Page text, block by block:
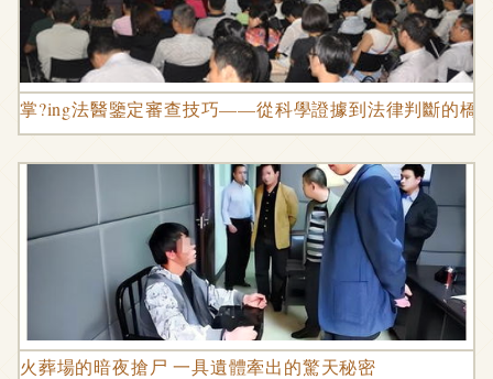
掌?ing法醫鑒定審查技巧——從科學證據到法律判斷的橋
火葬場的暗夜搶尸 一具遺體牽出的驚天秘密